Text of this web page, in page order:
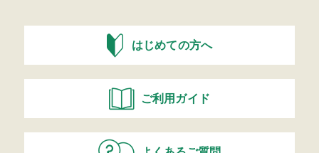
はじめての方へ
ご利用ガイド